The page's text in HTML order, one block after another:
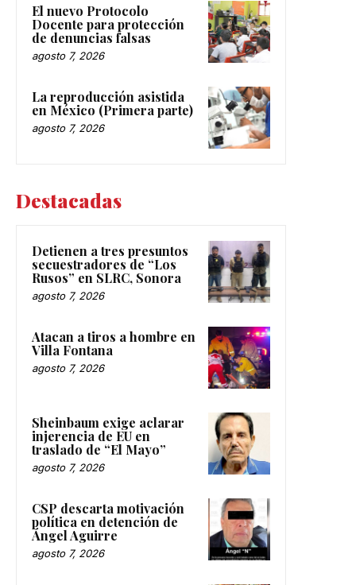
El nuevo Protocolo
Docente para protección
de denuncias falsas
agosto 7, 2026
La reproducción asistida
en México (Primera parte)
agosto 7, 2026
Destacadas
Detienen a tres presuntos
secuestradores de “Los
Rusos” en SLRC, Sonora
agosto 7, 2026
Atacan a tiros a hombre en
Villa Fontana
agosto 7, 2026
Sheinbaum exige aclarar
injerencia de EU en
traslado de “El Mayo”
agosto 7, 2026
CSP descarta motivación
política en detención de
Ángel Aguirre
agosto 7, 2026